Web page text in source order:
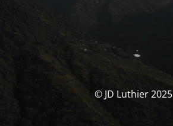
© JD Luthier 2025